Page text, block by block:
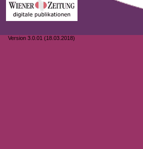
Version 3.0.01 (18.03.2018)